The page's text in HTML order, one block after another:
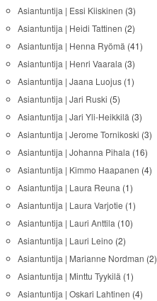
Asiantuntija | Essi Kiiskinen (3)
Asiantuntija | Heidi Tattinen (2)
Asiantuntija | Henna Ryömä(41)
Asiantuntija | Henri Vaarala(3)
Asiantuntija | Jaana Luojus(1)
Asiantuntija | Jari Ruski (5)
Asiantuntija | Jari Yli-Heikkilä(3)
Asiantuntija | Jerome Tornikoski (3)
Asiantuntija | Johanna Pihala(16)
Asiantuntija | Kimmo Haapanen (4)
Asiantuntija | Laura Reuna(1)
Asiantuntija | Laura Varjotie (1)
Asiantuntija | Lauri Anttila(10)
Asiantuntija | Lauri Leino (2)
Asiantuntija | Marianne Nordman (2)
Asiantuntija | Minttu Tyykilä(1)
Asiantuntija | Oskari Lahtinen (4)